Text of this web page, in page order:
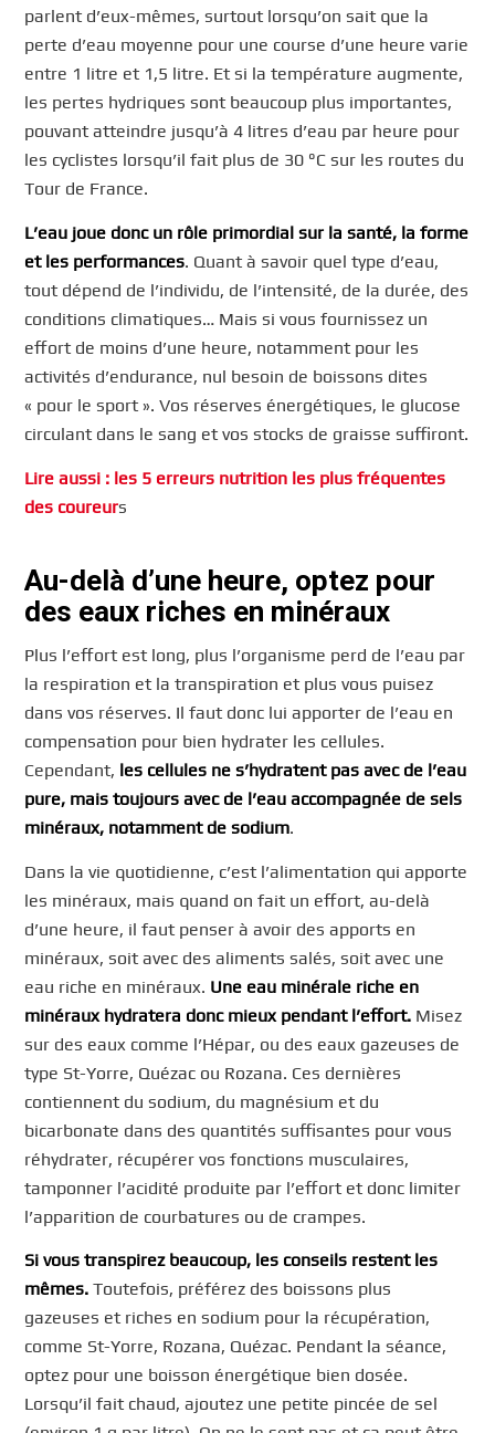
parlent d’eux-mêmes, surtout lorsqu’on sait que la
perte d’eau moyenne pour une course d’une heure varie
entre 1 litre et 1,5 litre. Et si la température augmente,
les pertes hydriques sont beaucoup plus importantes,
pouvant atteindre jusqu’à 4 litres d’eau par heure pour
les cyclistes lorsqu’il fait plus de 30 °C sur les routes du
Tour de France.
L’eau joue donc un rôle primordial sur la santé, la forme
et les performances. Quant à savoir quel type d’eau,
tout dépend de l’individu, de l’intensité, de la durée, des
conditions climatiques… Mais si vous fournissez un
effort de moins d’une heure, notamment pour les
activités d’endurance, nul besoin de boissons dites
« pour le sport ». Vos réserves énergétiques, le glucose
circulant dans le sang et vos stocks de graisse suffiront.
Lire aussi : les 5 erreurs nutrition les plus fréquentes
des coureurs
Au-delà d’une heure, optez pour
des eaux riches en minéraux
Plus l’effort est long, plus l’organisme perd de l’eau par
la respiration et la transpiration et plus vous puisez
dans vos réserves. Il faut donc lui apporter de l’eau en
compensation pour bien hydrater les cellules.
Cependant, les cellules ne s’hydratent pas avec de l’eau
pure, mais toujours avec de l’eau accompagnée de sels
minéraux, notamment de sodium.
Dans la vie quotidienne, c’est l’alimentation qui apporte
les minéraux, mais quand on fait un effort, au-delà
d’une heure, il faut penser à avoir des apports en
minéraux, soit avec des aliments salés, soit avec une
eau riche en minéraux. Une eau minérale riche en
minéraux hydratera donc mieux pendant l’effort. Misez
sur des eaux comme l’Hépar, ou des eaux gazeuses de
type St-Yorre, Quézac ou Rozana. Ces dernières
contiennent du sodium, du magnésium et du
bicarbonate dans des quantités suffisantes pour vous
réhydrater, récupérer vos fonctions musculaires,
tamponner l’acidité produite par l’effort et donc limiter
l’apparition de courbatures ou de crampes.
Si vous transpirez beaucoup, les conseils restent les
mêmes.Toutefois, préférez des boissons plus
gazeuses et riches en sodium pour la récupération,
comme St-Yorre, Rozana, Quézac. Pendant la séance,
optez pour une boisson énergétique bien dosée.
Lorsqu’il fait chaud, ajoutez une petite pincée de sel